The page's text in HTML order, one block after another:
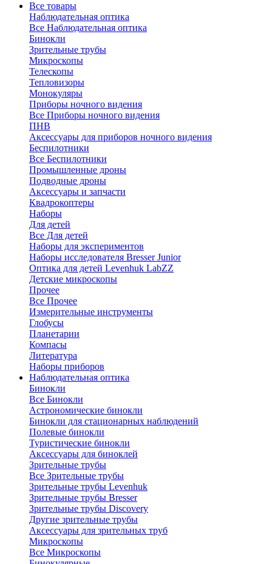
Все товары
Наблюдательная оптика
Все Наблюдательная оптика
Бинокли
Зрительные трубы
Микроскопы
Телескопы
Тепловизоры
Монокуляры
Приборы ночного видения
Все Приборы ночного видения
ПНВ
Аксессуары для приборов ночного видения
Беспилотники
Все Беспилотники
Промышленные дроны
Подводные дроны
Аксессуары и запчасти
Квадрокоптеры
Наборы
Для детей
Все Для детей
Наборы для экспериментов
Наборы исследователя Bresser Junior
Оптика для детей Levenhuk LabZZ
Детские микроскопы
Прочее
Все Прочее
Измерительные инструменты
Глобусы
Планетарии
Компасы
Литература
Наборы приборов
Наблюдательная оптика
Бинокли
Все Бинокли
Астрономические бинокли
Бинокли для стационарных наблюдений
Полевые бинокли
Туристические бинокли
Аксессуары для биноклей
Зрительные трубы
Все Зрительные трубы
Зрительные трубы Levenhuk
Зрительные трубы Bresser
Зрительные трубы Discovery
Другие зрительные трубы
Аксессуары для зрительных труб
Микроскопы
Все Микроскопы